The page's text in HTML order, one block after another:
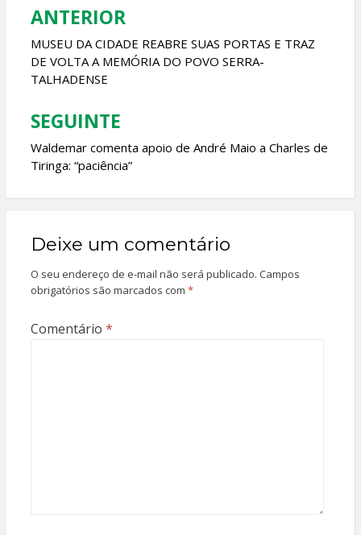
k p
Navegação
de
Post
ANTERIOR
MUSEU DA CIDADE REABRE SUAS PORTAS E TRAZ
DE VOLTA A MEMÓRIA DO POVO SERRA-
TALHADENSE
SEGUINTE
Waldemar comenta apoio de André Maio a Charles de
Tiringa: “paciência”
Deixe um comentário
O seu endereço de e-mail não será publicado. Campos
obrigatórios são marcados com *
Comentário *